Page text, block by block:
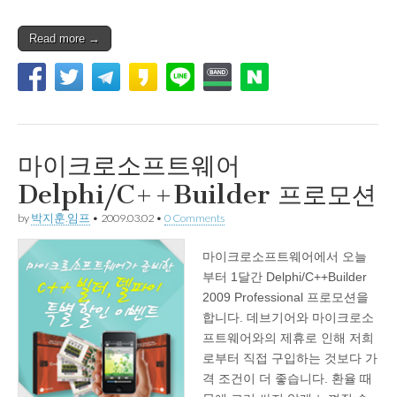
Read more →
마이크로소프트웨어
Delphi/C++Builder 프로모션
by 박지훈.임프 • 2009.03.02 • 0 Comments
마이크로소프트웨어에서 오늘
부터 1달간 Delphi/C++Builder
2009 Professional 프로모션을
합니다. 데브기어와 마이크로소
프트웨어와의 제휴로 인해 저희
로부터 직접 구입하는 것보다 가
격 조건이 더 좋습니다. 환율 때